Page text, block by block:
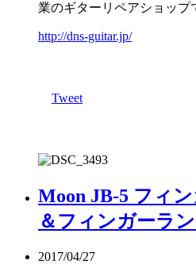
業のギターリペアショップ
http://dns-guitar.jp/
Tweet
Moon JB-5 フィ
＆フィンガーラ
2017/04/27